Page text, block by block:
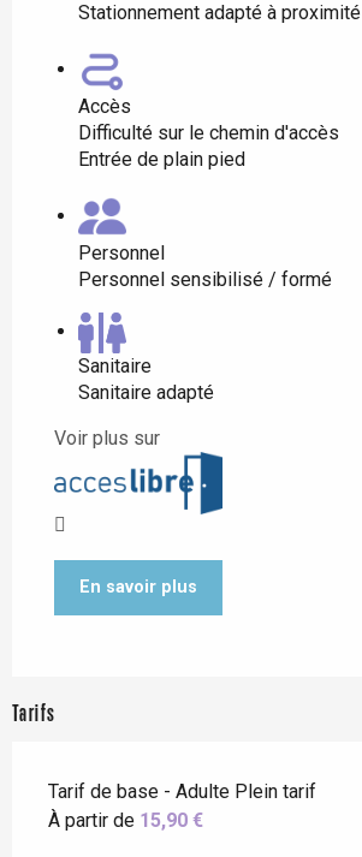
Stationnement adapté à proximité
Accès
Difficulté sur le chemin d'accès
Entrée de plain pied
Personnel
Personnel sensibilisé / formé
Sanitaire
Sanitaire adapté
Voir plus sur
En savoir plus
Tarifs
Tarif de base - Adulte Plein tarif
À partir de 15,90 €